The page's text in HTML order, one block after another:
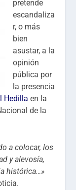
pretende
escandaliza
r, o más
bien
asustar, a la
opinión
pública por
la presencia
Hedilla en la
de la
a colocar, los
y alevosía,
histórica…»